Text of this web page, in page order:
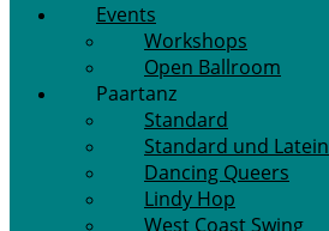
Events
Workshops
Open Ballroom
Paartanz
Standard
Standard und Latein
Dancing Queers
Lindy Hop
West Coast Swing